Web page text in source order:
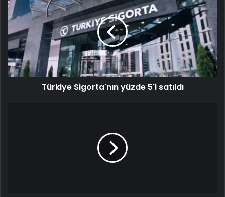
Türkiye Sigorta'nın yüzde 5'i satıldı